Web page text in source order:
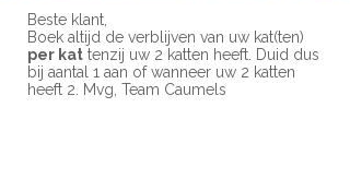
Beste klant,
Boek altijd de verblijven van uw kat(ten)
per kat tenzij uw 2 katten heeft. Duid dus
bij aantal 1 aan of wanneer uw 2 katten
heeft 2. Mvg, Team Caumels